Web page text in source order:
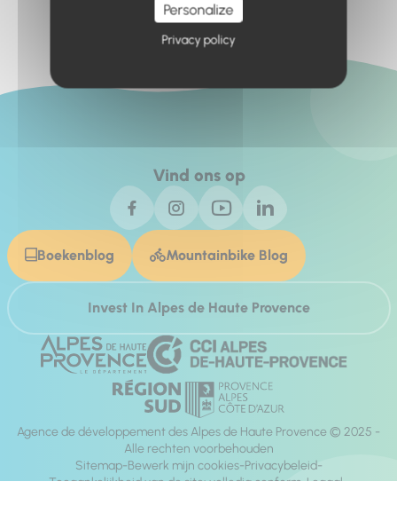
Vind ons op
Boekenblog Mountainbike Blog
Invest In Alpes de Haute Provence
Agence de développement des Alpes de Haute Provence © 2025 -
Alle rechten voorbehouden
Sitemap Bewerk mijn cookies Privacybeleid
Toegankelijkheid van de site: volledig conform Legaal
Personalize
Privacy policy